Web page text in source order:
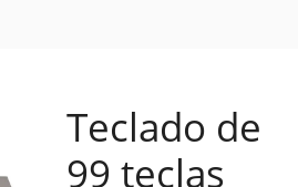
Teclado de
99 teclas